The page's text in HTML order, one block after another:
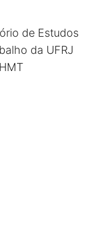
de Estudos
da UFRJ